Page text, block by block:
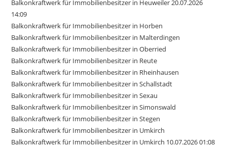
Balkonkraftwerk für Immobilienbesitzer in Heuweiler 20.07.2026
14:09
Balkonkraftwerk für Immobilienbesitzer in Horben
Balkonkraftwerk für Immobilienbesitzer in Malterdingen
Balkonkraftwerk für Immobilienbesitzer in Oberried
Balkonkraftwerk für Immobilienbesitzer in Reute
Balkonkraftwerk für Immobilienbesitzer in Rheinhausen
Balkonkraftwerk für Immobilienbesitzer in Schallstadt
Balkonkraftwerk für Immobilienbesitzer in Sexau
Balkonkraftwerk für Immobilienbesitzer in Simonswald
Balkonkraftwerk für Immobilienbesitzer in Stegen
Balkonkraftwerk für Immobilienbesitzer in Umkirch
Balkonkraftwerk für Immobilienbesitzer in Umkirch 10.07.2026 01:08